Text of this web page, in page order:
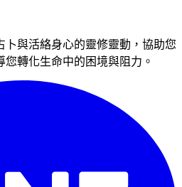
卜與活絡身心的靈修靈動，協助您
轉化生命中的困境與阻力。